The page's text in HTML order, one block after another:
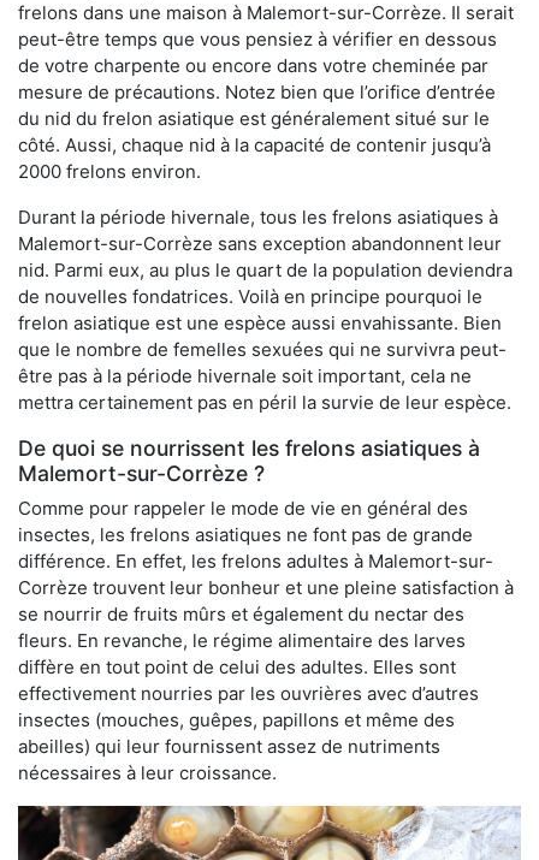
frelons dans une maison à Malemort-sur-Corrèze. Il serait
peut-être temps que vous pensiez à vérifier en dessous
de votre charpente ou encore dans votre cheminée par
mesure de précautions. Notez bien que l’orifice d’entrée
du nid du frelon asiatique est généralement situé sur le
côté. Aussi, chaque nid à la capacité de contenir jusqu’à
2000 frelons environ.
Durant la période hivernale, tous les frelons asiatiques à
Malemort-sur-Corrèze sans exception abandonnent leur
nid. Parmi eux, au plus le quart de la population deviendra
de nouvelles fondatrices. Voilà en principe pourquoi le
frelon asiatique est une espèce aussi envahissante. Bien
que le nombre de femelles sexuées qui ne survivra peut-
être pas à la période hivernale soit important, cela ne
mettra certainement pas en péril la survie de leur espèce.
De quoi se nourrissent les frelons asiatiques à
Malemort-sur-Corrèze ?
Comme pour rappeler le mode de vie en général des
insectes, les frelons asiatiques ne font pas de grande
différence. En effet, les frelons adultes à Malemort-sur-
Corrèze trouvent leur bonheur et une pleine satisfaction à
se nourrir de fruits mûrs et également du nectar des
fleurs. En revanche, le régime alimentaire des larves
diffère en tout point de celui des adultes. Elles sont
effectivement nourries par les ouvrières avec d’autres
insectes (mouches, guêpes, papillons et même des
abeilles) qui leur fournissent assez de nutriments
nécessaires à leur croissance.